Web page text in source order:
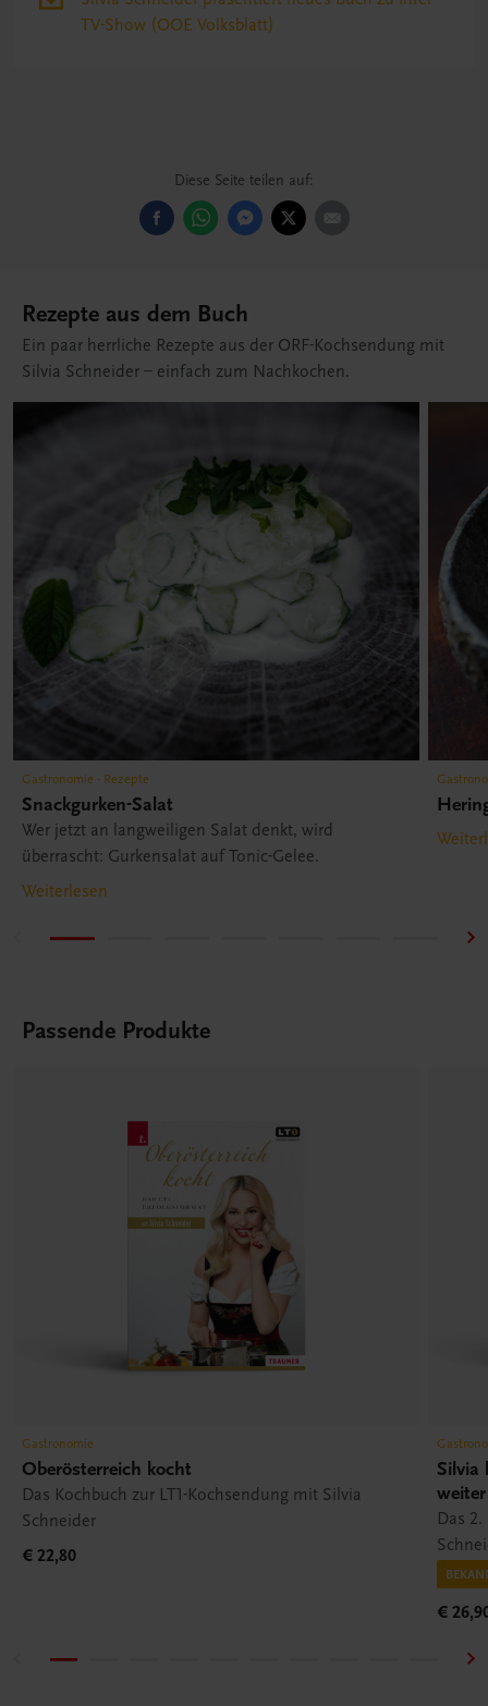
TV-Show (OOE Volksblatt)
Diese Seite teilen auf:
Rezepte aus dem Buch
Ein paar herrliche Rezepte aus der ORF-Kochsendung mit
Silvia Schneider – einfach zum Nachkochen.
Gastronomie - Rezepte
Snackgurken-Salat
Wer jetzt an langweiligen Salat denkt, wird
überrascht: Gurkensalat auf Tonic-Gelee.
Weiterlesen
Passende Produkte
Gastronomie
Oberösterreich kocht
Das Kochbuch zur LT1-Kochsendung mit Silvia
Schneider
€ 22,80
Silvia
weiter
Das
€